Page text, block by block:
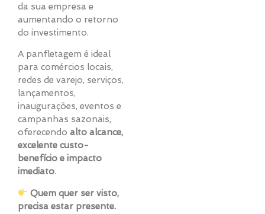
da sua empresa e
aumentando o retorno
do investimento.
A panfletagem é ideal
para comércios locais,
redes de varejo, serviços,
lançamentos,
inaugurações, eventos e
campanhas sazonais,
oferecendo alto alcance,
excelente custo-
benefício e impacto
imediato.
Quem quer ser visto,
precisa estar presente.